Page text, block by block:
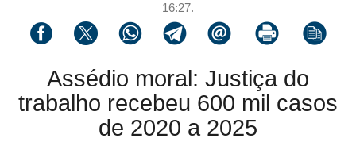
16:27.
Compartilhar via facebook
Compartilhar via twitter
Compartilhar via whatsapp
Compartilhar via telegram
Compartilhar via email
Imprimir a página
Copiar
Assédio moral: Justiça do
trabalho recebeu 600 mil casos
de 2020 a 2025